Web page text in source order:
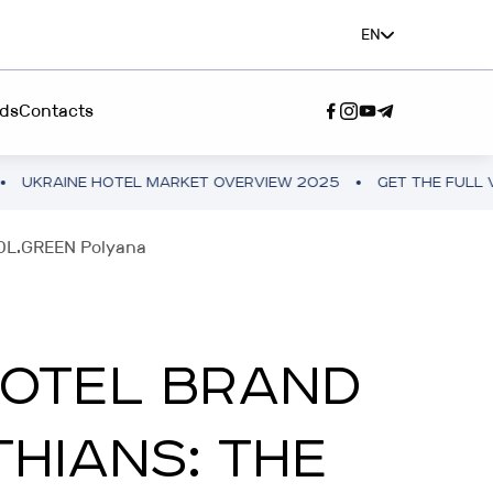
EN
Contacts
MARKET OVERVIEW 2025 GET THE FULL VERSION
Polyana
BRAND
THE